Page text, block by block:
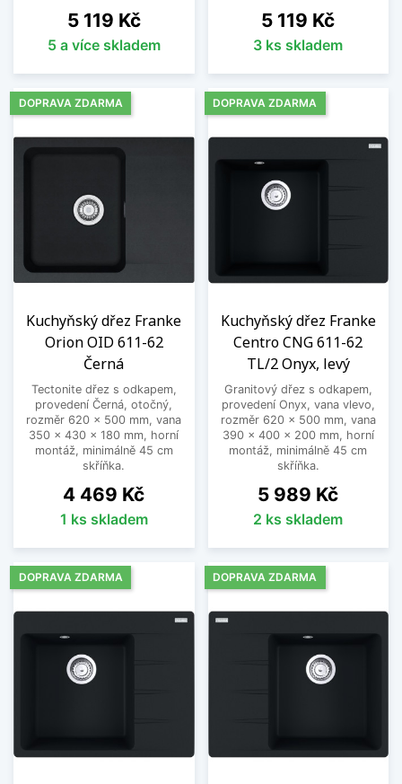
Cena
5 119 Kč
5 a více skladem
Cena
5 119 Kč
3 ks skladem
Kuchyňský dřez Franke
Orion OID 611-62
Černá
Tectonite dřez s odkapem,
provedení Černá, otočný,
rozměr 620 x 500 mm, vana
350 x 430 x 180 mm, horní
montáž, minimálně 45 cm
skříňka.
Cena
4 469 Kč
1 ks skladem
DOPRAVA ZDARMA
Kuchyňský dřez Franke
Centro CNG 611-62
TL/2 Onyx, levý
Granitový dřez s odkapem,
provedení Onyx, vana vlevo,
rozměr 620 x 500 mm, vana
390 x 400 x 200 mm, horní
montáž, minimálně 45 cm
skříňka.
Cena
5 989 Kč
2 ks skladem
DOPRAVA ZDARMA
DOPRAVA ZDARMA DOPRAVA ZDARMA